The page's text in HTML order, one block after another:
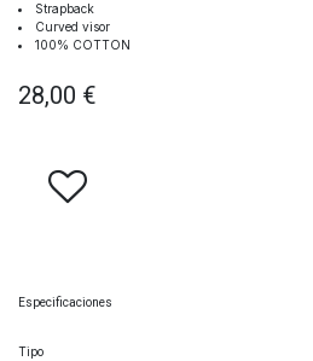
Strapback
Curved visor
100% COTTON
28,00 €
Especificaciones
Tipo